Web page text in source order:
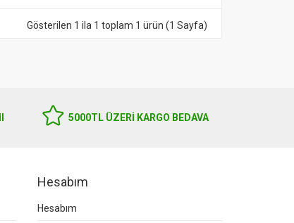
Gösterilen 1 ila 1 toplam 1 ürün (1 Sayfa)
5000TL ÜZERI KARGO BEDAVA
Hesabım
Hesabım